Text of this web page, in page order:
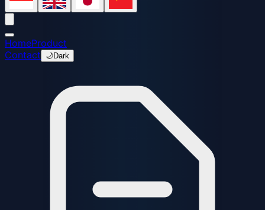
HomeProduct
Contact
🌙Dark